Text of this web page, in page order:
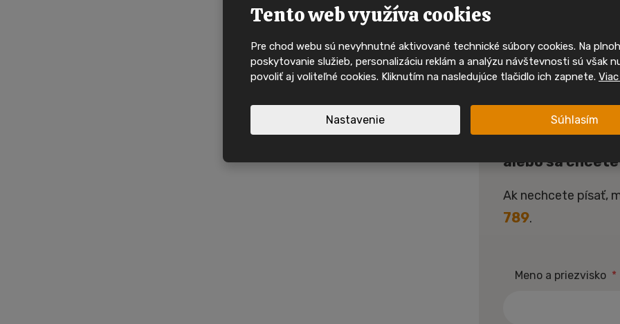
Máte
dom?
alebo sa
Ak nechcete písať,
789.
Meno a priezvisko *
Tento web využíva cookies
Pre chod webu sú nevyhnutné aktivované technické súbory cookies. Na
poskytovanie služieb, personalizáciu reklám a analýzu návštevnosti sú však
povoliť aj voliteľné cookies. Kliknutím na nasledujúce tlačidlo ich zapnete.
Nastavenie Súhlasím
Ty nejzajímavější mobilní domy
svého majitele velmi rychle.
sociálních sítích a mějte
Sledujte nás na
Sledujte nás na